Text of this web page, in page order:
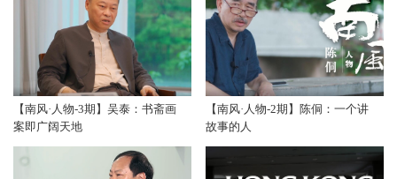
【南风·人物-3期】吴泰：书斋画
案即广阔天地
【南风·人物-2期】陈侗：一个讲
故事的人